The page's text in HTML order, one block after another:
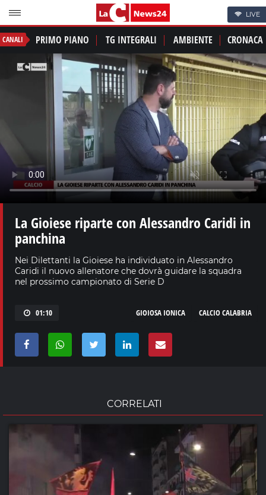
LIVE
CANALI PRIMO PIANO TG INTEGRALI AMBIENTE CRONACA
La Gioiese riparte con Alessandro Caridi in
panchina
Nei Dilettanti la Gioiese ha individuato in Alessandro
Caridi il nuovo allenatore che dovrà guidare la squadra
nel prossimo campionato di Serie D
01:10 CALCIO CALABRIA
GIOIOSA IONICA
CORRELATI